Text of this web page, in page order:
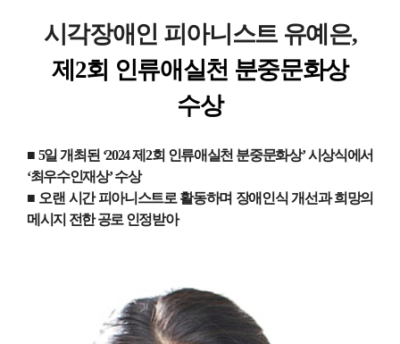
시각장애인 피아니스트 유예은,
제 2회 인류애실천 분중문화상
수상
■ 5일 개최된 ‘2024제 2회 인류애실천 분중문화상’시상식에서
‘최우수인재상’수상
■ 오랜 시간 피아니스트로 활동하며 장애인식 개선과 희망의
메시지 전한 공로 인정받아